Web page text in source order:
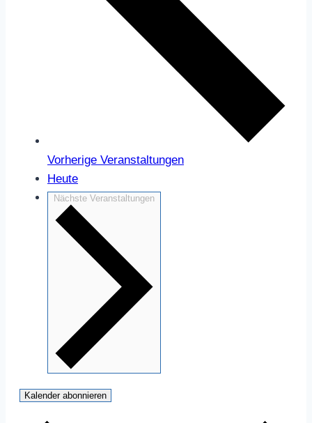
Vorherige Veranstaltungen
Heute
Nächste Veranstaltungen
Kalender abonnieren